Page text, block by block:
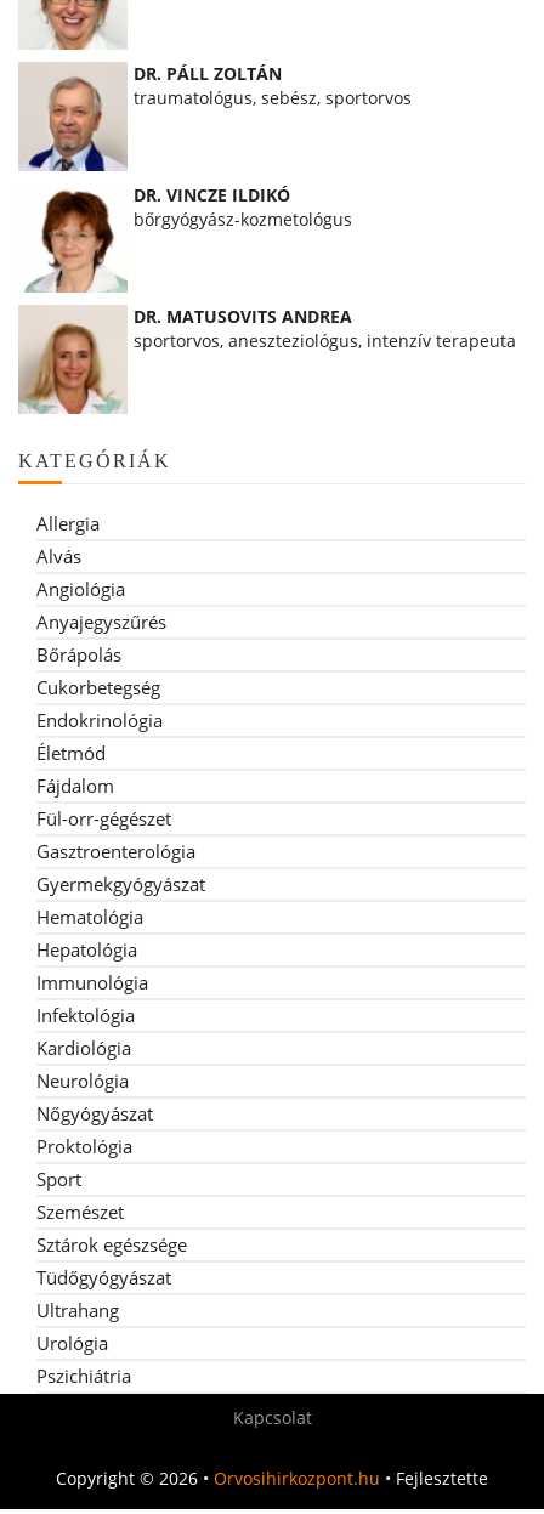
DR. PÁLL ZOLTÁN
traumatológus, sebész, sportorvos
DR. VINCZE ILDIKÓ
bőrgyógyász-kozmetológus
DR. MATUSOVITS ANDREA
sportorvos, aneszteziológus, intenzív terapeuta
KATEGÓRIÁK
Allergia
Alvás
Angiológia
Anyajegyszűrés
Bőrápolás
Cukorbetegség
Endokrinológia
Életmód
Fájdalom
Fül-orr-gégészet
Gasztroenterológia
Gyermekgyógyászat
Hematológia
Hepatológia
Immunológia
Infektológia
Kardiológia
Neurológia
Nőgyógyászat
Proktológia
Sport
Szemészet
Sztárok egészsége
Tüdőgyógyászat
Ultrahang
Urológia
Pszichiátria
Kapcsolat
Copyright © 2026 • Orvosihirkozpont.hu • Fejlesztette